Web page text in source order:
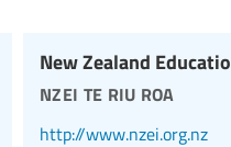
New Zealand
nzei te riu roa
http://www.nzei.org.nz